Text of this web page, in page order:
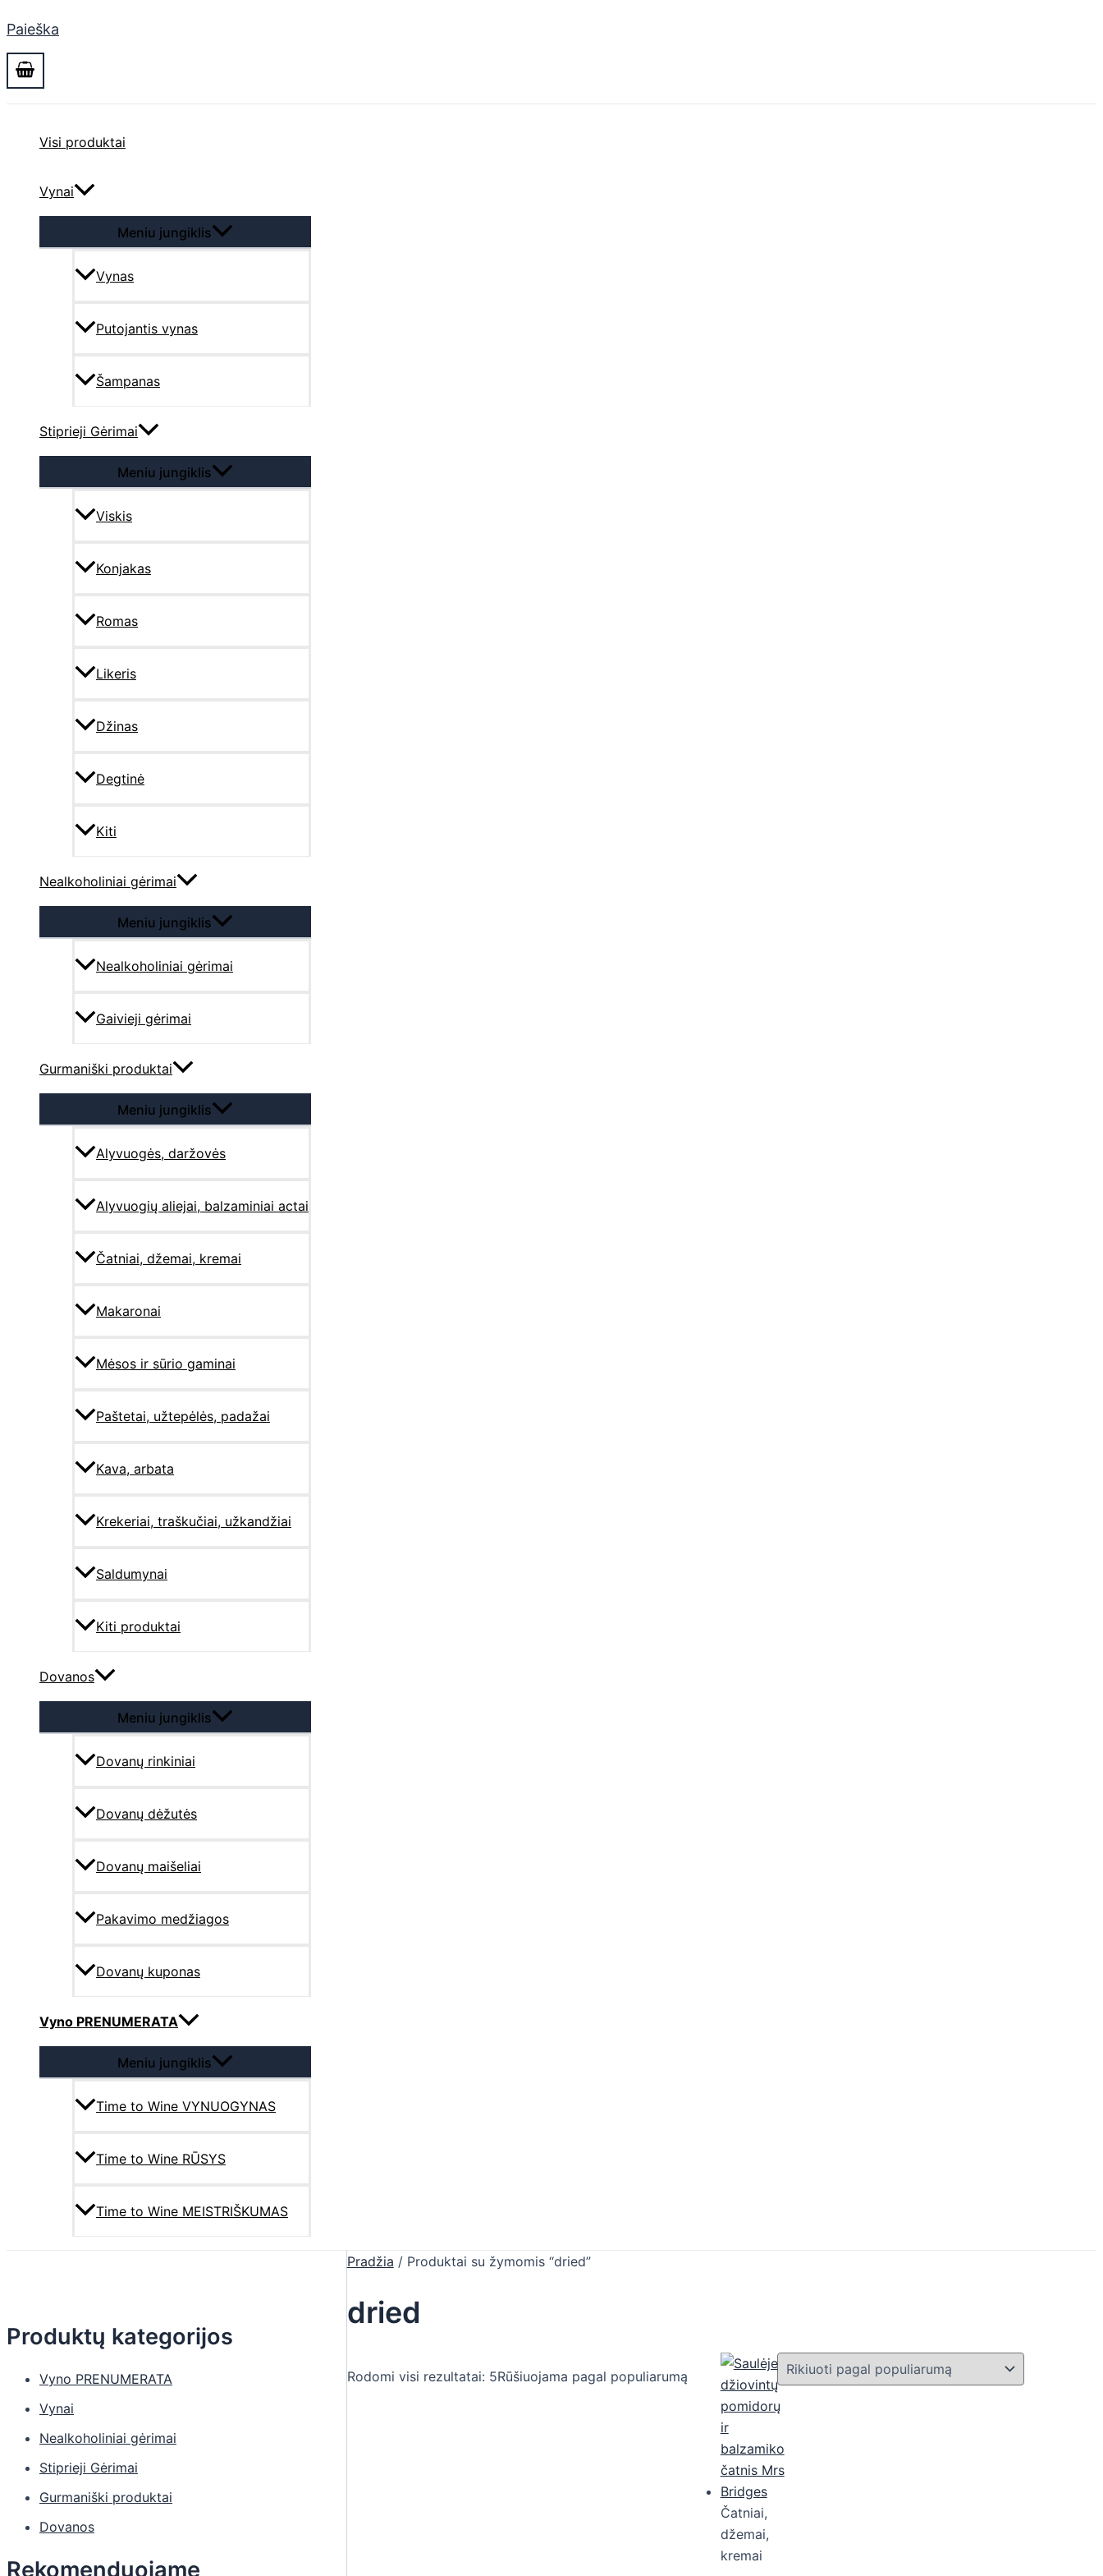
Paieška
Visi produktai
Vynai
Meniu jungiklis
Vynas
Putojantis vynas
Šampanas
Stiprieji Gėrimai
Meniu jungiklis
Viskis
Konjakas
Romas
Likeris
Džinas
Degtinė
Kiti
Nealkoholiniai gėrimai
Meniu jungiklis
Nealkoholiniai gėrimai
Gaivieji gėrimai
Gurmaniški produktai
Meniu jungiklis
Alyvuogės, daržovės
Alyvuogių aliejai, balzaminiai actai
Čatniai, džemai, kremai
Makaronai
Mėsos ir sūrio gaminai
Paštetai, užtepėlės, padažai
Kava, arbata
Krekeriai, traškučiai, užkandžiai
Saldumynai
Kiti produktai
Dovanos
Meniu jungiklis
Dovanų rinkiniai
Dovanų dėžutės
Dovanų maišeliai
Pakavimo medžiagos
Dovanų kuponas
Vyno PRENUMERATA
Meniu jungiklis
Time to Wine VYNUOGYNAS
Time to Wine RŪSYS
Time to Wine MEISTRIŠKUMAS
Produktų kategorijos
Vyno PRENUMERATA
Vynai
Nealkoholiniai gėrimai
Stiprieji Gėrimai
Gurmaniški produktai
Dovanos
Rekomenduojame
Pradžia / Produktai su žymomis “dried”
dried
Rodomi visi rezultatai: 5Rūšiuojama pagal populiarumą
Čatniai,
džemai,
kremai